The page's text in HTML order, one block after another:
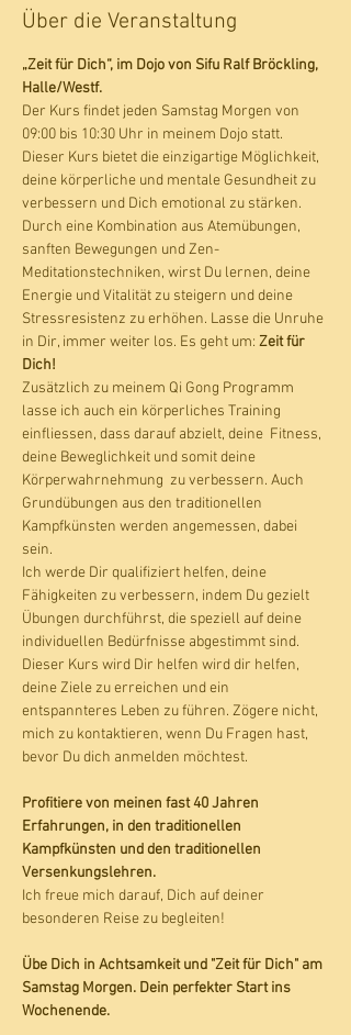
Über die Veranstaltung
„Zeit für Dich“, im Dojo von Sifu Ralf Bröckling,
Halle/Westf.
Der Kurs findet jeden Samstag Morgen von
09:00 bis 10:30 Uhr in meinem Dojo statt.
Dieser Kurs bietet die einzigartige Möglichkeit,
deine körperliche und mentale Gesundheit zu
verbessern und Dich emotional zu stärken.
Durch eine Kombination aus Atemübungen,
sanften Bewegungen und Zen-
Meditationstechniken, wirst Du lernen, deine
Energie und Vitalität zu steigern und deine
Stressresistenz zu erhöhen. Lasse die Unruhe
in Dir, immer weiter los. Es geht um: Zeit für
Dich!
Zusätzlich zu meinem Qi Gong Programm
lasse ich auch ein körperliches Training
einfliessen, dass darauf abzielt, deine  Fitness,
deine Beweglichkeit und somit deine
Körperwahrnehmung  zu verbessern. Auch
Grundübungen aus den traditionellen
Kampfkünsten werden angemessen, dabei
sein.
Ich werde Dir qualifiziert helfen, deine
Fähigkeiten zu verbessern, indem Du gezielt
Übungen durchführst, die speziell auf deine
individuellen Bedürfnisse abgestimmt sind.
Dieser Kurs wird Dir helfen wird dir helfen,
deine Ziele zu erreichen und ein
entspannteres Leben zu führen. Zögere nicht,
mich zu kontaktieren, wenn Du Fragen hast,
bevor Du dich anmelden möchtest.
Profitiere von meinen fast 40 Jahren
Erfahrungen, in den traditionellen
Kampfkünsten und den traditionellen
Versenkungslehren.
Ich freue mich darauf, Dich auf deiner
besonderen Reise zu begleiten!
Übe Dich in Achtsamkeit und "Zeit für Dich" am
Samstag Morgen. Dein perfekter Start ins
Wochenende.